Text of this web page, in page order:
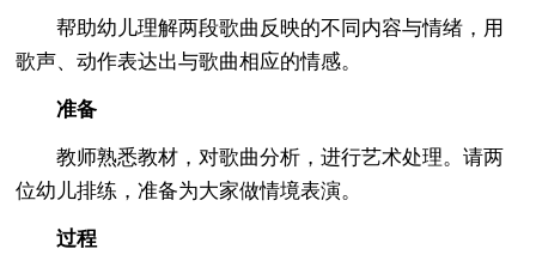
帮助幼儿理解两段歌曲反映的不同内容与情绪，用
歌声、动作表达出与歌曲相应的情感。
准备
教师熟悉教材，对歌曲分析，进行艺术处理。请两
位幼儿排练，准备为大家做情境表演。
过程